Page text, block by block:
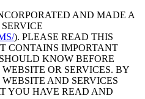
AND MADE A
). PLEASE READ THIS
CONTAINS IMPORTANT
KNOW BEFORE
OR SERVICES. BY
AND SERVICES
YOU HAVE READ AND